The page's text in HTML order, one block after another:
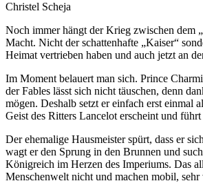
Christel Scheja
Noch immer hängt der Krieg zwischen dem
Macht. Nicht der schattenhafte „Kaiser“
Heimat vertrieben haben und auch jetzt an
Im Moment belauert man sich. Prince
der Fables lässt sich nicht täuschen, denn
mögen. Deshalb setzt er einfach erst einmal
Geist des Ritters Lancelot erscheint und
Der ehemalige Hausmeister spürt, dass er
wagt er den Sprung in den Brunnen und
Königreich im Herzen des Imperiums. Das
Menschenwelt nicht und machen mobil,